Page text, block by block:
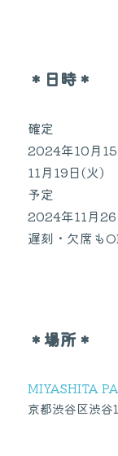
＊日時＊
確定
2024年10月
11月19日(火)
予定
2024年11月
遅刻・欠席も
＊場所＊
MIYASHITA
京都渋谷区渋